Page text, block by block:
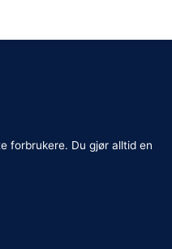
forbrukere. Du gjør alltid en